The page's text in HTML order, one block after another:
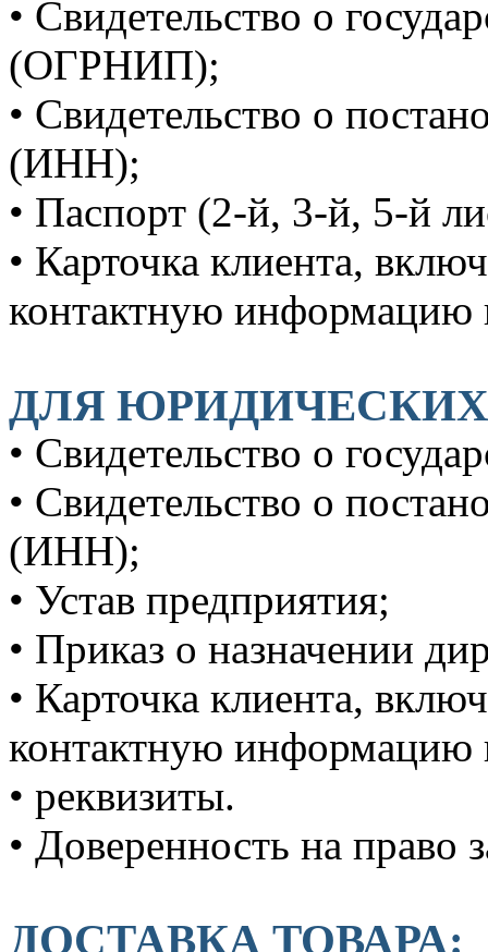
• Свидетельство о
(ОГРНИП);
• Свидетельство о
(ИНН);
• Паспорт (2-й, 3-й, 5-й
• Карточка клиента,
контактную информацию
ДЛЯ
• Свидетельство о
• Свидетельство о
(ИНН);
• Устав предприятия;
• Приказ о назначении
• Карточка клиента,
контактную информацию
• реквизиты.
• Доверенность на право
ДОСТАВКА ТОВАРА: